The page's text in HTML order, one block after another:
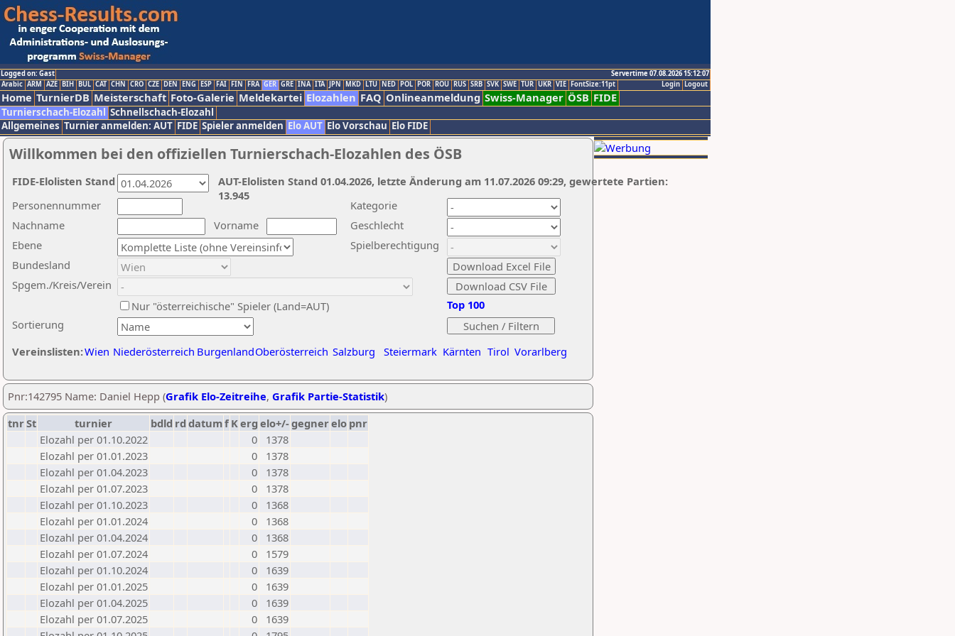
Logged on: Gast
Servertime 07.08.2026 15:12:07
Logout
Login
Arabic ARM AZE BIH BUL CAT CHN CRO CZE DEN ENG ESP FAI FIN FRA GER GRE INA ITA JPN MKD LTU NED POL POR ROU RUS SRB SVK SWE TUR UKR VIE FontSize:11pt
Home TurnierDB Meisterschaft Foto-Galerie Meldekartei Elozahlen FAQ Onlineanmeldung Swiss-Manager ÖSB FIDE
Turnierschach-Elozahl Schnellschach-Elozahl
Allgemeines Turnier anmelden: AUT FIDE Spieler anmelden Elo AUT Elo Vorschau Elo FIDE
Willkommen bei den offiziellen Turnierschach-Elozahlen des ÖSB
Nachname
Vorname
Ebene
Kategorie
Sortierung
Personennummer
Bundesland
Spgem./Kreis/Verein
Geschlecht
Nur "österreichische" Spieler (Land=AUT)
Spielberechtigung
Vereinslisten:Wien Niederösterreich BurgenlandOberösterreich Salzburg Steiermark Kärnten Tirol Vorarlberg
Top 100
AUT-Elolisten Stand 01.04.2026, letzte Änderung am 11.07.2026 09:29, gewertete Partien:
13.945
FIDE-Elolisten Stand
Pnr:142795 Name: Daniel Hepp (Grafik Elo-Zeitreihe, Grafik Partie-Statistik)
tnrSt turnier bdld rd datumf Kerg elo+/-gegnerelo pnr
Elozahl per 01.10.2022
0
1378
Elozahl per 01.01.2023
0
1378
Elozahl per 01.04.2023
0
1378
Elozahl per 01.07.2023
0
1378
Elozahl per 01.10.2023
0
1368
Elozahl per 01.01.2024
0
1368
Elozahl per 01.04.2024
0
1368
Elozahl per 01.07.2024
0
1579
Elozahl per 01.10.2024
0
1639
Elozahl per 01.01.2025
0
1639
Elozahl per 01.04.2025
0
1639
Elozahl per 01.07.2025
0
1639